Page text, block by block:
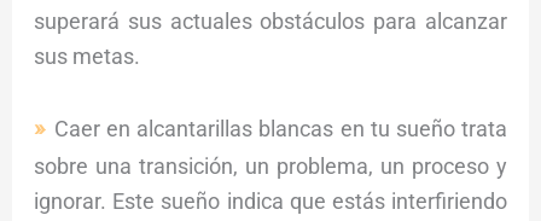
superará sus actuales obstáculos para alcanzar
sus metas.
Caer en alcantarillas blancas en tu sueño trata
sobre una transición, un problema, un proceso y
ignorar. Este sueño indica que estás interfiriendo